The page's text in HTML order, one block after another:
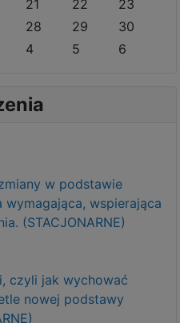
21 22
23
28 29
30
4 5 6
w podstawie
wymagająca, wspierająca
(STACJONARNE)
czyli jak wychować
nowej podstawy